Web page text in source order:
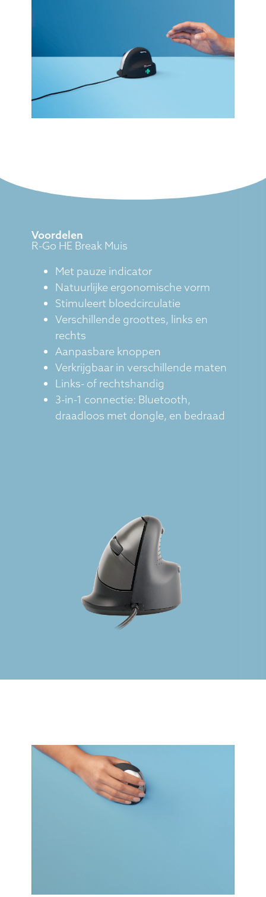
Voordelen
R-Go HE Break Muis
Met pauze indicator
Natuurlijke ergonomische vorm
Stimuleert bloedcirculatie
Verschillende groottes, links en
rechts
Aanpasbare knoppen
Verkrijgbaar in verschillende maten
Links- of rechtshandig
3-in-1 connectie: Bluetooth,
draadloos met dongle, en bedraad